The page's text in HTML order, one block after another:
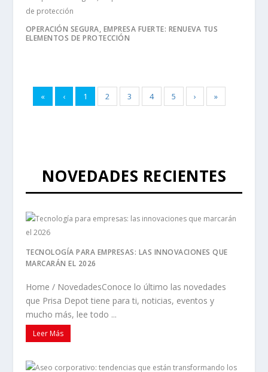
OPERACIÓN SEGURA, EMPRESA FUERTE: RENUEVA TUS
ELEMENTOS DE PROTECCIÓN
« ‹ 1 2 3 4 5 › »
NOVEDADES RECIENTES
TECNOLOGÍA PARA EMPRESAS: LAS INNOVACIONES QUE
MARCARÁN EL 2026
Home / NovedadesConoce lo último las novedades
que Prisa Depot tiene para ti, noticias, eventos y
mucho más, lee todo ...
Leer Más